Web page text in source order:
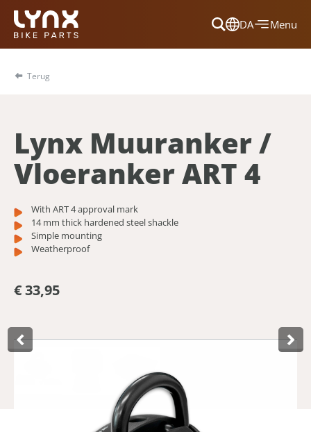
DA
Dansk
Nederlands
Menu
Terug
Lynx Muuranker /
Vloeranker ART 4
With ART 4 approval mark
14 mm thick hardened steel shackle
Simple mounting
Weatherproof
€ 33,95